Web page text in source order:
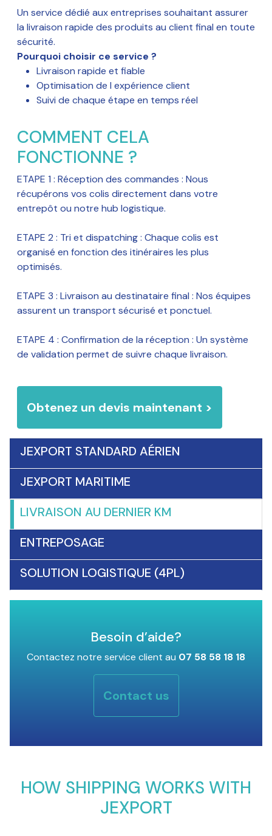
Un service dédié aux entreprises souhaitant assurer
la livraison rapide des produits au client final en toute
sécurité.
Pourquoi choisir ce service ?
Livraison rapide et fiable
Optimisation de l expérience client
Suivi de chaque étape en temps réel
COMMENT CELA
FONCTIONNE ?
ETAPE 1 : Réception des commandes : Nous
récupérons vos colis directement dans votre
entrepôt ou notre hub logistique.
ETAPE 2 : Tri et dispatching : Chaque colis est
organisé en fonction des itinéraires les plus
optimisés.
ETAPE 3 : Livraison au destinataire final : Nos équipes
assurent un transport sécurisé et ponctuel.
ETAPE 4 : Confirmation de la réception : Un système
de validation permet de suivre chaque livraison.
Obtenez un devis maintenant >
JEXPORT STANDARD AÉRIEN
JEXPORT MARITIME
LIVRAISON AU DERNIER KM
ENTREPOSAGE
SOLUTION LOGISTIQUE (4PL)
Besoin d’aide?
Contactez notre service client au 07 58 58 18 18
Contact us
HOW SHIPPING WORKS WITH
JEXPORT